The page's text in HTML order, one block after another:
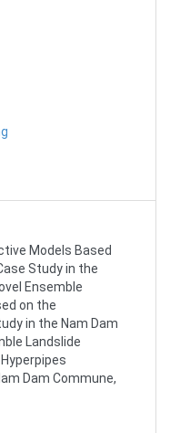
Models Based
Study in the
Ensemble
on the
in the Nam Dam
Landslide
Dam Commune,